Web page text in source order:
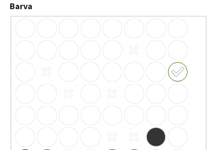
Barva